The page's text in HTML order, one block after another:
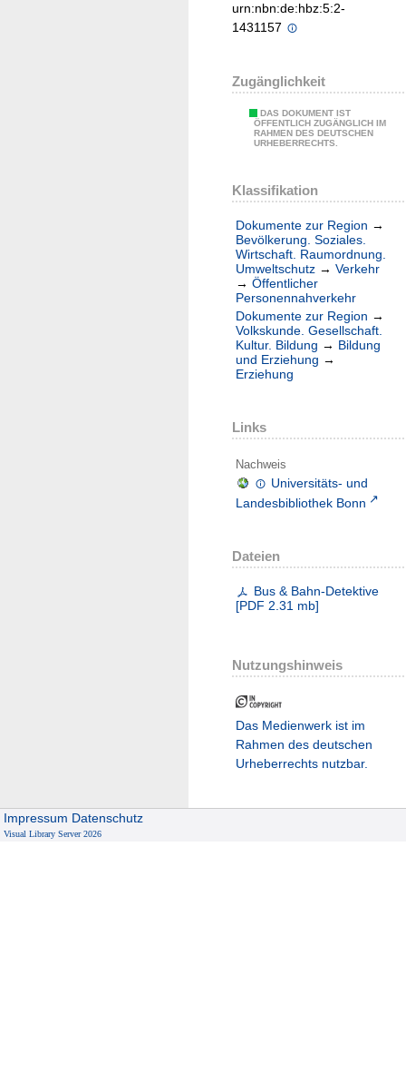
urn:nbn:de:hbz:5:2-
1431157
Zugänglichkeit
DAS DOKUMENT IST
ÖFFENTLICH ZUGÄNGLICH IM
RAHMEN DES DEUTSCHEN
URHEBERRECHTS.
Klassifikation
Dokumente zur Region →
Bevölkerung. Soziales.
Wirtschaft. Raumordnung.
Umweltschutz → Verkehr
→ Öffentlicher
Personennahverkehr
Dokumente zur Region →
Volkskunde. Gesellschaft.
Kultur. Bildung → Bildung
und Erziehung →
Erziehung
Links
Nachweis
Universitäts- und
Landesbibliothek Bonn
Dateien
Bus & Bahn-Detektive
[PDF 2.31 mb]
Nutzungshinweis
Das Medienwerk ist im
Rahmen des deutschen
Urheberrechts nutzbar.
Impressum Datenschutz
Visual Library Server 2026